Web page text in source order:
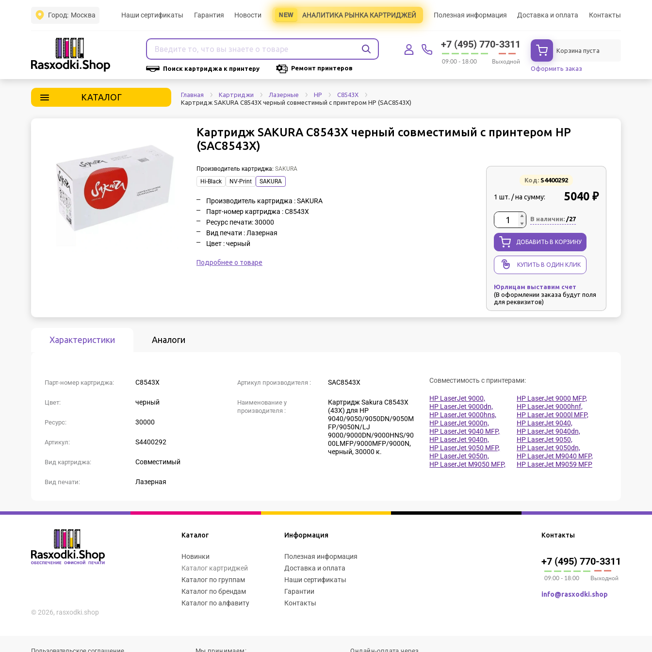
Город: Москва Наши сертификаты Гарантия Новости АНАЛИТИКА РЫНКА КАРТРИДЖЕЙ Полезная информация Доставка и оплата Контакты
Поиск картриджа к принтеру Ремонт принтеров
+7 (495) 770-3311
09:00 - 18:00 Выходной
Корзина пуста
Оформить заказ
КАТАЛОГ Главная Картриджи Лазерные HP
C8543X
Картридж SAKURA C8543X черный совместимый с принтером HP (SAC8543X)
Картридж SAKURA C8543X черный совместимый с принтером HP
(SAC8543X)
Производитель картриджа: SAKURA
Hi-Black
NV-Print SAKURA
Производитель картриджа : SAKURA
Парт-номер картриджа : C8543X
Ресурс печати: 30000
Вид печати : Лазерная
Цвет : черный
Подробнее о товаре
Код: S4400292
1 шт. / на сумму: 5040 ₽
В наличии: /27
ДОБАВИТЬ В КОРЗИНУ
КУПИТЬ В ОДИН КЛИК
Юрлицам выставим счет
(В оформлении заказа будут поля
для реквизитов)
Характеристики Аналоги
Парт-номер картриджа: C8543X
Цвет: черный
Ресурс: 30000
Артикул: S4400292
Вид картриджа: Совместимый
Вид печати: Лазерная
Артикул производителя : SAC8543X
Наименование у
производителя :
Картридж Sakura C8543X
(43X) для HP
9040/9050/9050DN/9050M
FP/9050N/LJ
9000/9000DN/9000HNS/90
00LMFP/9000MFP/9000N,
черный, 30000 к.
Совместимость с принтерами:
HP LaserJet 9000,
HP LaserJet 9000 MFP,
HP LaserJet 9000dn,
HP LaserJet 9000hnf,
HP LaserJet 9000hns,
HP LaserJet 9000l MFP,
HP LaserJet 9000n,
HP LaserJet 9040,
HP LaserJet 9040 MFP,
HP LaserJet 9040dn,
HP LaserJet 9040n,
HP LaserJet 9050,
HP LaserJet 9050 MFP,
HP LaserJet 9050dn,
HP LaserJet 9050n,
HP LaserJet M9040 MFP,
HP LaserJet M9050 MFP,
HP LaserJet M9059 MFP
© 2026, rasxodki.shop
Каталог
Новинки
Каталог картриджей
Каталог по группам
Каталог по брендам
Каталог по алфавиту
Информация
Полезная информация
Доставка и оплата
Наши сертификаты
Гарантии
Контакты
Контакты
+7 (495) 770-3311
09:00 - 18:00 Выходной
info@rasxodki.shop